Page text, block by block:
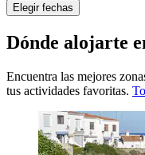
Elegir fechas
Dónde alojarte
Encuentra las mejores
tus actividades favoritas.